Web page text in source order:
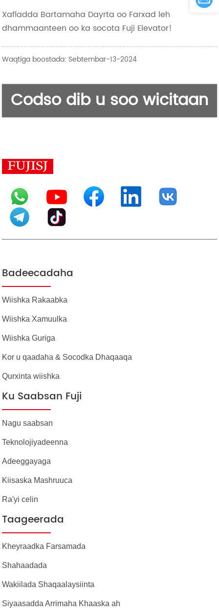
Xafladda Bartamaha Dayrta oo Farxad leh
dhammaanteen oo ka socota Fuji Elevator!
Waqtiga boostada: Sebtembar-13-2024
Codso dib u soo wicitaan
Badeecadaha
Wiishka Rakaabka
Wiishka Xamuulka
Wiishka Guriga
Kor u qaadaha & Socodka Dhaqaaqa
Qurxinta wiishka
Ku Saabsan Fuji
Nagu saabsan
Teknolojiyadeenna
Adeeggayaga
Kiisaska Mashruuca
Ra'yi celin
Taageerada
Kheyraadka Farsamada
Shahaadada
Wakiilada Shaqaalaysiinta
Siyaasadda Arrimaha Khaaska ah